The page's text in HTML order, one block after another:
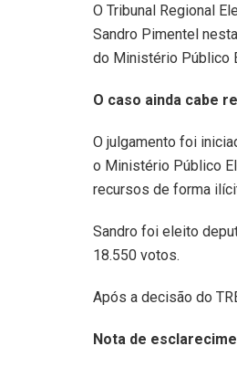
O Tribunal Regional
Sandro Pimentel
do Ministério Público
O caso ainda cabe
O julgamento foi
o Ministério Público
recursos de forma
Sandro foi eleito
18.550 votos.
Após a decisão do
Nota de